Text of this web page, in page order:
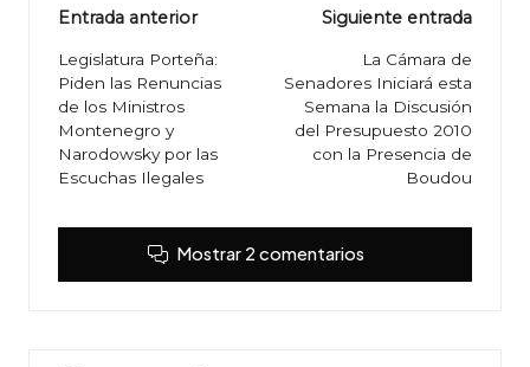
Navegación
de
entradas
Entrada anterior
Legislatura Porteña:
Piden las Renuncias
de los Ministros
Montenegro y
Narodowsky por las
Escuchas Ilegales
Siguiente entrada
La Cámara de
Senadores Iniciará esta
Semana la Discusión
del Presupuesto 2010
con la Presencia de
Boudou
Mostrar 2 comentarios